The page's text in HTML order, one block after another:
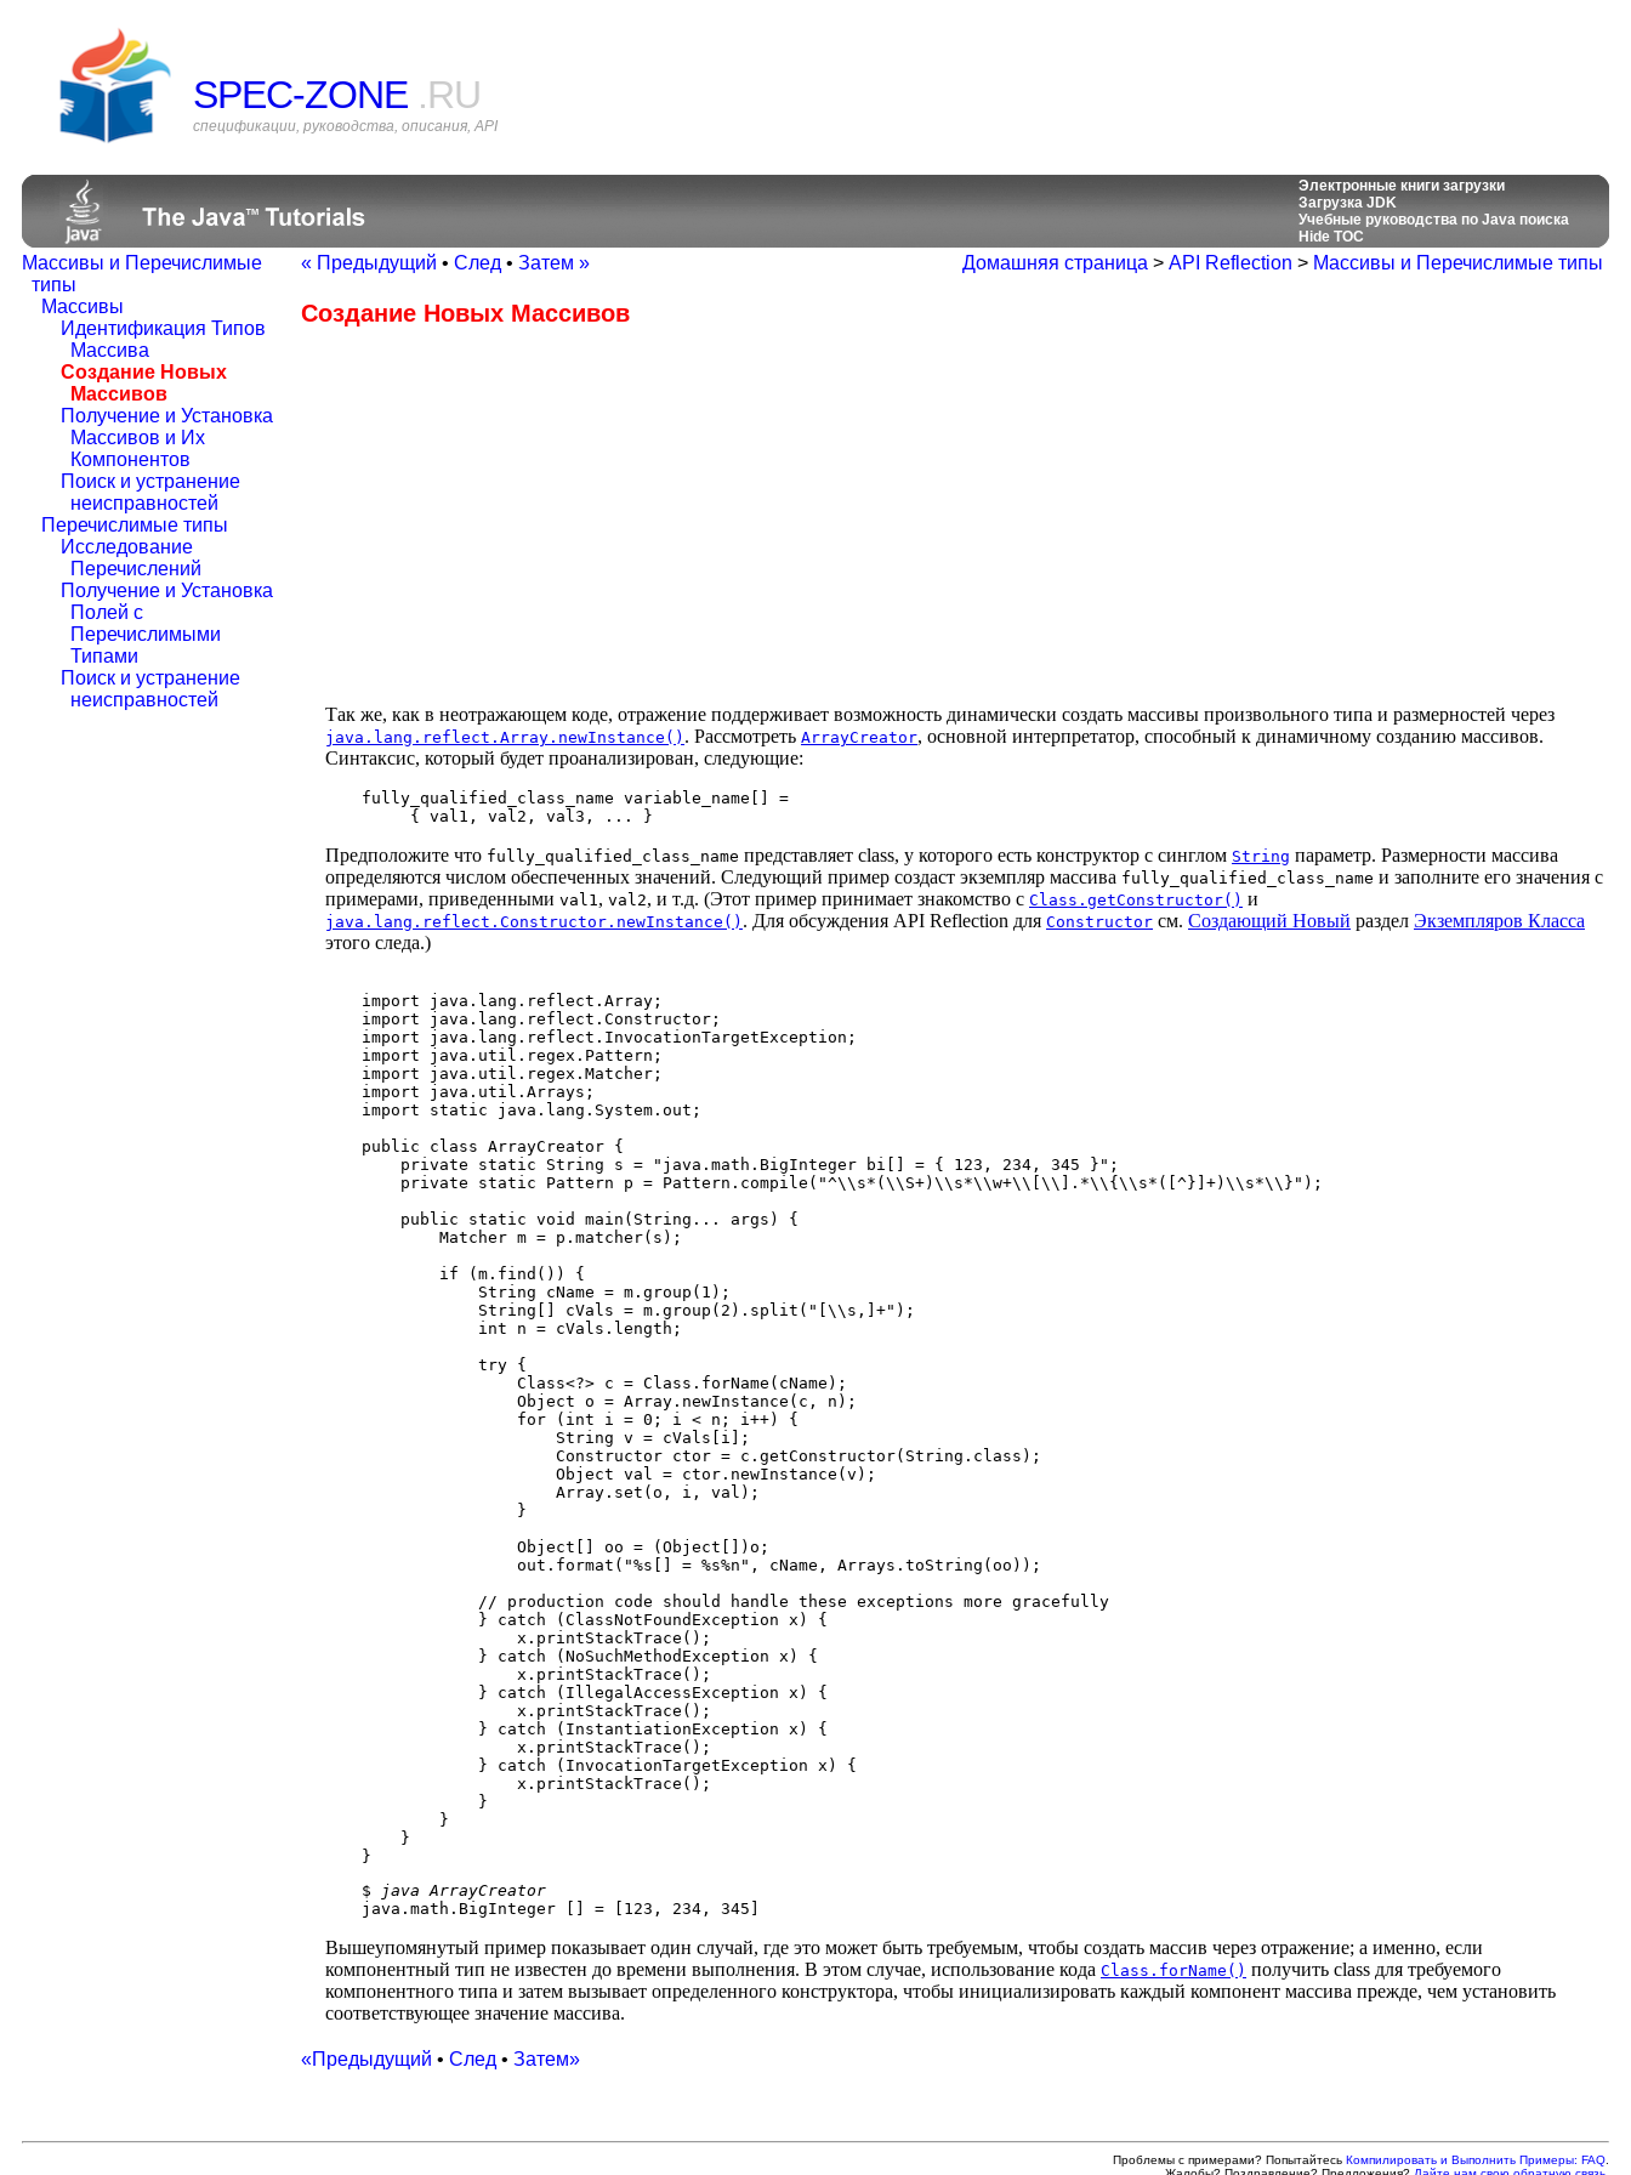
SPEC-ZONE .RU
спецификации, руководства, описания, API
Электронные книги загрузки
Загрузка JDK
Учебные руководства по Java поиска
Hide TOC
Массивы и Перечислимые
типы
Массивы
Идентификация Типов
Массива
Создание Новых
Массивов
Получение и Установка
Массивов и Их
Компонентов
Поиск и устранение
неисправностей
Перечислимые типы
Исследование
Перечислений
Получение и Установка
Полей с
Перечислимыми
Типами
Поиск и устранение
неисправностей
Домашняя страница > API Reflection > Массивы и Перечислимые типы
« Предыдущий • След • Затем »
Создание Новых Массивов
Так же, как в неотражающем коде, отражение поддерживает возможность динамически создать массивы произвольного типа и размерностей через
java.lang.reflect.Array.newInstance() . Рассмотреть ArrayCreator, основной интерпретатор, способный к динамичному созданию массивов.
Синтаксис, который будет проанализирован, следующие:
fully_qualified_class_name variable_name[] =
Предположите что fully_qualified_class_name представляет class, у которого есть конструктор с синглом String параметр. Размерности массива
определяются числом обеспеченных значений. Следующий пример создаст экземпляр массива fully_qualified_class_name и заполните его значения с
примерами, приведенными val1 , val2, и т.д. (Этот пример принимает знакомство с Class.getConstructor() и
java.lang.reflect.Constructor.newInstance() . Для обсуждения API Reflection для Constructor см. Создающий Новый раздел Экземпляров Класса
этого следа.)
import java.lang.reflect.Array;
import java.lang.reflect.Constructor;
import java.lang.reflect.InvocationTargetException;
import java.util.regex.Pattern;
import java.util.regex.Matcher;
import java.util.Arrays;
import static java.lang.System.out;
public class ArrayCreator {
    private static String s = "java.math.BigInteger bi[] = { 123, 234, 345 }";
    private static Pattern p = Pattern.compile("^\\s*(\\S+)\\s*\\w+\\[\\].*\\{\\s*([^}]+)\\s*\\}");
    public static void main(String... args) {
        Matcher m = p.matcher(s);
        if (m.find()) {
            String cName = m.group(1);
            String[] cVals = m.group(2).split("[\\s,]+");
            int n = cVals.length;
            try {
                Class<?> c = Class.forName(cName);
                Object o = Array.newInstance(c, n);
                for (int i = 0; i < n; i++) {
                    String v = cVals[i];
                    Constructor ctor = c.getConstructor(String.class);
                    Object val = ctor.newInstance(v);
                    Array.set(o, i, val);
                }
                Object[] oo = (Object[])o;
                out.format("%s[] = %s%n", cName, Arrays.toString(oo));
            // production code should handle these exceptions more gracefully
            } catch (ClassNotFoundException x) {
                x.printStackTrace();
            } catch (NoSuchMethodException x) {
                x.printStackTrace();
            } catch (IllegalAccessException x) {
                x.printStackTrace();
            } catch (InstantiationException x) {
                x.printStackTrace();
            } catch (InvocationTargetException x) {
                x.printStackTrace();
            }
        }
    }
$
java ArrayCreator
Вышеупомянутый пример показывает один случай, где это может быть требуемым, чтобы создать массив через отражение; а именно, если
компонентный тип не известен до времени выполнения. В этом случае, использование кода Class.forName() получить class для требуемого
компонентного типа и затем вызывает определенного конструктора, чтобы инициализировать каждый компонент массива прежде, чем установить
соответствующее значение массива.
«Предыдущий • След • Затем»
Проблемы с примерами? Попытайтесь Компилировать и Выполнить Примеры: FAQ